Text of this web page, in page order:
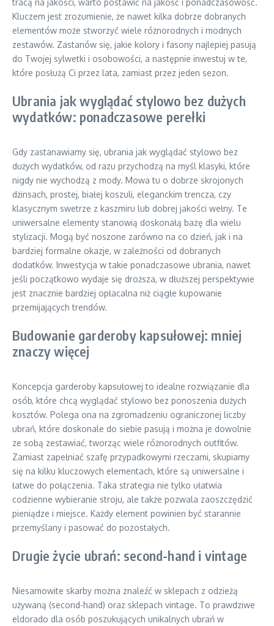
tracą na jakości, warto postawić na jakość i ponadczasowość.
Kluczem jest zrozumienie, że nawet kilka dobrze dobranych
elementów może stworzyć wiele różnorodnych i modnych
zestawów. Zastanów się, jakie kolory i fasony najlepiej pasują
do Twojej sylwetki i osobowości, a następnie inwestuj w te,
które posłużą Ci przez lata, zamiast przez jeden sezon.
Ubrania jak wyglądać stylowo bez dużych
wydatków: ponadczasowe perełki
Gdy zastanawiamy się, ubrania jak wyglądać stylowo bez
dużych wydatków, od razu przychodzą na myśl klasyki, które
nigdy nie wychodzą z mody. Mowa tu o dobrze skrojonych
dżinsach, prostej, białej koszuli, eleganckim trencza, czy
klasycznym swetrze z kaszmiru lub dobrej jakości wełny. Te
uniwersalne elementy stanowią doskonałą bazę dla wielu
stylizacji. Mogą być noszone zarówno na co dzień, jak i na
bardziej formalne okazje, w zależności od dobranych
dodatków. Inwestycja w takie ponadczasowe ubrania, nawet
jeśli początkowo wydaje się droższa, w dłuższej perspektywie
jest znacznie bardziej opłacalna niż ciągłe kupowanie
przemijających trendów.
Budowanie garderoby kapsułowej: mniej
znaczy więcej
Koncepcja garderoby kapsułowej to idealne rozwiązanie dla
osób, które chcą wyglądać stylowo bez ponoszenia dużych
kosztów. Polega ona na zgromadzeniu ograniczonej liczby
ubrań, które doskonale do siebie pasują i można je dowolnie
ze sobą zestawiać, tworząc wiele różnorodnych outfitów.
Zamiast zapełniać szafę przypadkowymi rzeczami, skupiamy
się na kilku kluczowych elementach, które są uniwersalne i
łatwe do połączenia. Taka strategia nie tylko ułatwia
codzienne wybieranie stroju, ale także pozwala zaoszczędzić
pieniądze i miejsce. Każdy element powinien być starannie
przemyślany i pasować do pozostałych.
Drugie życie ubrań: second-hand i vintage
Niesamowite skarby można znaleźć w sklepach z odzieżą
używaną (second-hand) oraz sklepach vintage. To prawdziwe
eldorado dla osób poszukujących unikalnych ubrań w